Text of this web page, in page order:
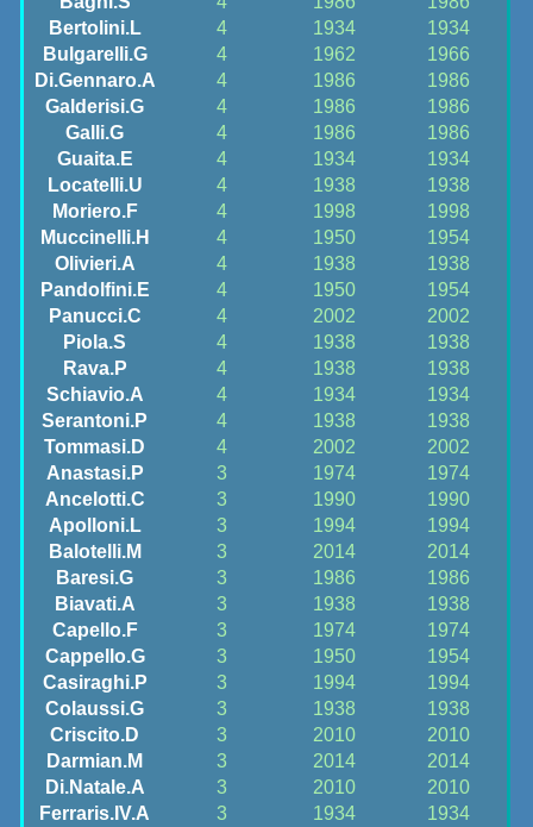
Bertolini.L
4 1934
1934
Bulgarelli.G
4 1962
1966
Di.Gennaro.A
4 1986
1986
Galderisi.G
4 1986
1986
Galli.G
4 1986
1986
Guaita.E
4 1934
1934
Locatelli.U
4 1938
1938
Moriero.F
4 1998
1998
Muccinelli.H
4 1950
1954
Olivieri.A
4 1938
1938
Pandolfini.E
4 1950
1954
Panucci.C
4 2002
2002
Piola.S
4 1938
1938
Rava.P
4 1938
1938
Schiavio.A
4 1934
1934
Serantoni.P
4 1938
1938
Tommasi.D
4 2002
2002
Anastasi.P
3 1974
1974
Ancelotti.C
3 1990
1990
Apolloni.L
3 1994
1994
Balotelli.M
3 2014
2014
Baresi.G
3 1986
1986
Biavati.A
3 1938
1938
Capello.F
3 1974
1974
Cappello.G
3 1950
1954
Casiraghi.P
3 1994
1994
Colaussi.G
3 1938
1938
Criscito.D
3 2010
2010
Darmian.M
3 2014
2014
Di.Natale.A
3 2010
2010
Ferraris.IV.A
3 1934
1934